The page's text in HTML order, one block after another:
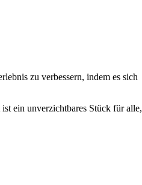
zu verbessern, indem es sich
ein unverzichtbares Stück für alle,